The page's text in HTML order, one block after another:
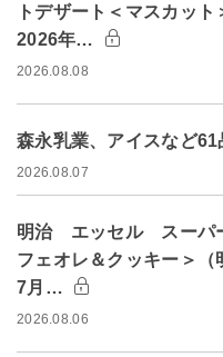
トデザート＜マスカット
2026年…
2026.08.08
森永乳業、アイスなど
2026.08.07
明治 エッセル スーパ
フェオレ＆クッキー＞（
7月…
2026.08.06